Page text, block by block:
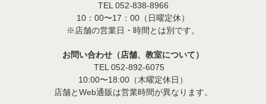
TEL 052-838-8966
10：00〜17：00（日曜定休）
※店舗の営業日・時間とは別です。
お問い合わせ（店舗、教室について）
TEL 052-892-6075
10:00〜18:00（木曜定休日）
店舗とWeb通販は営業時間が異なります。